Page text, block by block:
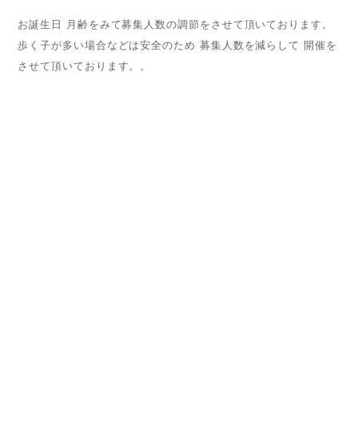
お誕生日 月齢をみて募集人数の調節をさせて頂いております。
歩く子が多い場合などは安全のため 募集人数を減らして 開催を
させて頂いております。。